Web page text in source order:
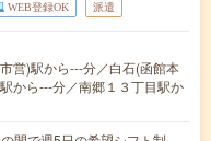
WEB登録OK 派遣
営)駅から---分／白石(函館本
から---分／南郷１３丁目駅か